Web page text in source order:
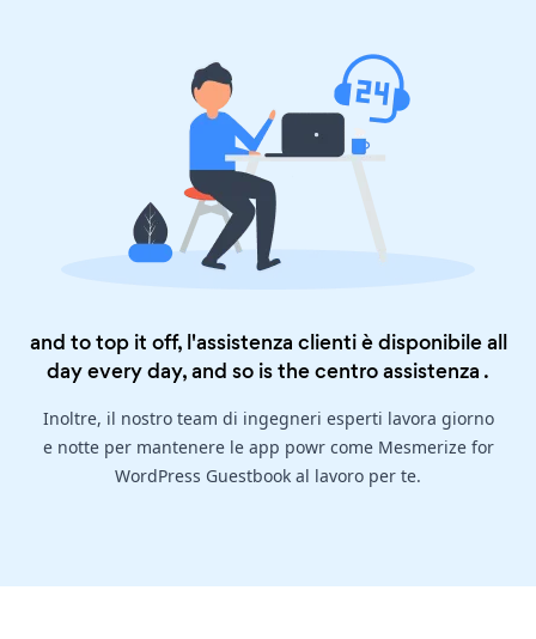
and to top it off, l'assistenza clienti è disponibile all
day every day, and so is thecentro assistenza .
Inoltre, il nostro team di ingegneri esperti lavora giorno
e notte per mantenere le app powr come Mesmerize for
WordPress Guestbook al lavoro per te.